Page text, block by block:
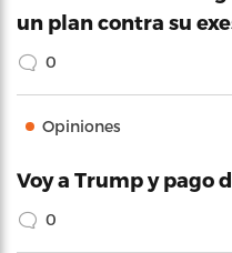
un plan contra su
0
Opiniones
Voy a Trump y pago
0